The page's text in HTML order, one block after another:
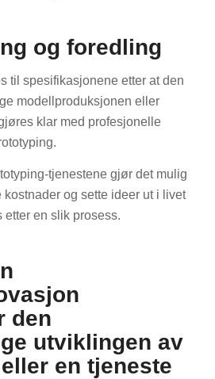
og foredling
til spesifikasjonene etter at den
modellproduksjonen eller
klar med profesjonelle
tjenestene gjør det mulig
kostnader og sette ideer ut i livet
etter en slik prosess.
den
utviklingen av
en tjeneste